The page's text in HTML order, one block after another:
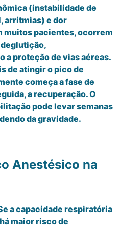
(instabilidade de
arritmias) e dor
muitos pacientes, ocorrem
a proteção de vias aéreas.
de atingir o pico de
começa a fase de
a recuperação. O
pode levar semanas
da gravidade.
Anestésico na
a capacidade respiratória
maior risco de